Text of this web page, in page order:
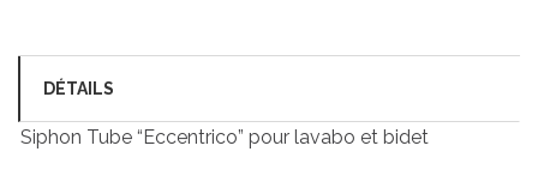
DÉTAILS
Siphon Tube “Eccentrico” pour lavabo et bidet